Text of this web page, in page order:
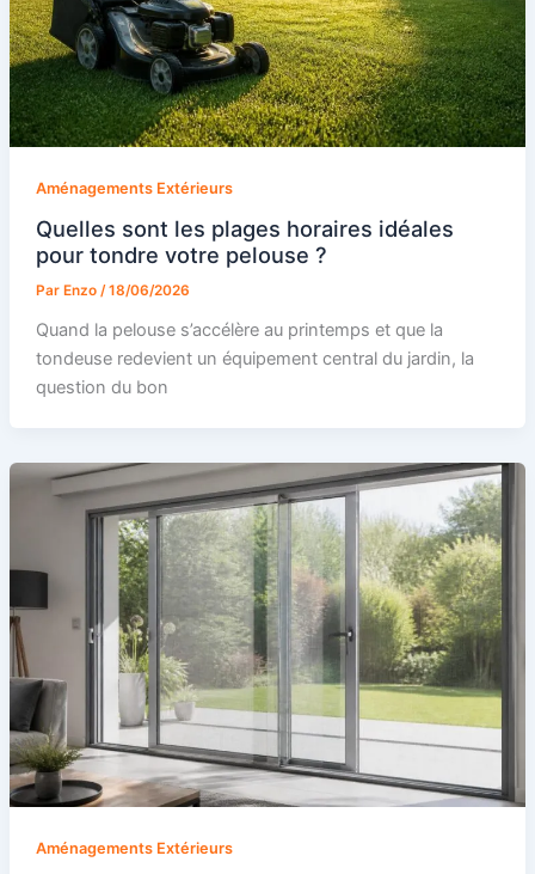
Aménagements Extérieurs
Quelles sont les plages horaires idéales
pour tondre votre pelouse ?
Par Enzo /18/06/2026
Quand la pelouse s’accélère au printemps et que la
tondeuse redevient un équipement central du jardin, la
question du bon
Aménagements Extérieurs